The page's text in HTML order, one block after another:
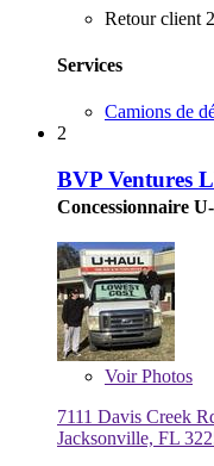
Retour client
Services
Camions de
2
BVP Ventures
Concessionnaire
VoirPhotos
7111 Davis Creek
Jacksonville, FL